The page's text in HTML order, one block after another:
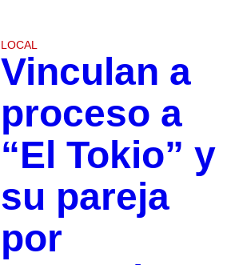
LOCAL
Vinculan a
proceso a
“El Tokio” y
su pareja
por